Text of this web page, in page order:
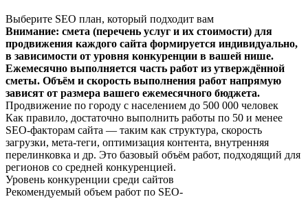
Выберите SEO план, который подходит вам
Внимание: смета (перечень услуг и их стоимости) для
продвижения каждого сайта формируется индивидуально,
в зависимости от уровня конкуренции в вашей нише.
Ежемесячно выполняется часть работ из утверждённой
сметы. Объём и скорость выполнения работ напрямую
зависят от размера вашего ежемесячного бюджета.
Продвижение по городу с населением до 500 000 человек
Как правило, достаточно выполнить работы по 50 и менее
SEO-факторам сайта — таким как структура, скорость
загрузки, мета-теги, оптимизация контента, внутренняя
перелинковка и др. Это базовый объём работ, подходящий для
регионов со средней конкуренцией.
Уровень конкуренции среди сайтов
Рекомендуемый объем работ по SEO-